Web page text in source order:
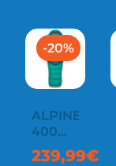
-20%
ALPINE
400
WOMENS
239,99€